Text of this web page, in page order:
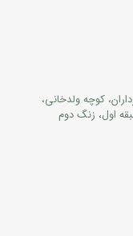
کوچه ولدخانی،